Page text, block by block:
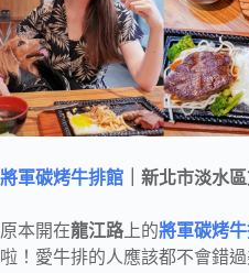
將軍碳烤牛排館 ｜新北市淡水
原本開在龍江路 上的將軍碳烤
啦！愛牛排的人應該都不會錯